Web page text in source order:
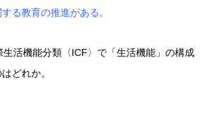
る教育の推進がある。
活機能分類〈ICF〉で「生活機能」の構成
どれか。